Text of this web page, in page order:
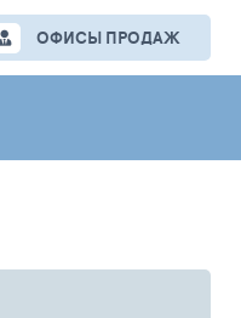
ОФИСЫ ПРОДАЖ